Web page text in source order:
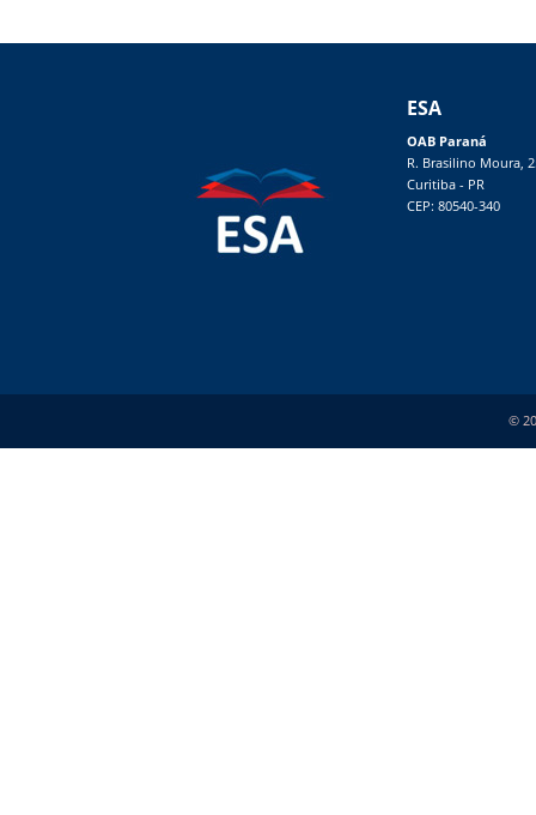
ESA
OAB Paraná
R. Brasilino Moura,
Curitiba - PR
CEP: 80540-340
©